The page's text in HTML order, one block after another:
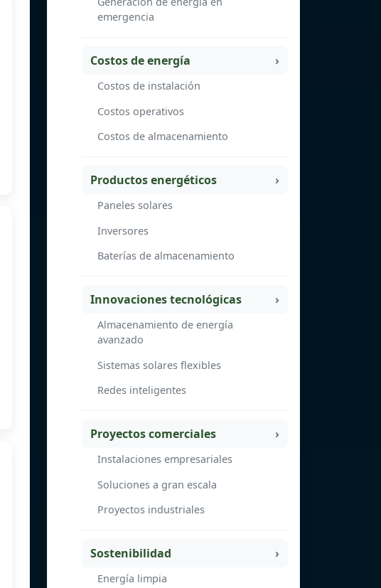
emergencia
Costos de energía
Costos de instalación
Costos operativos
Costos de almacenamiento
Productos energéticos
Paneles solares
Inversores
Baterías de almacenamiento
Innovaciones tecnológicas
Almacenamiento de energía
avanzado
Sistemas solares flexibles
Redes inteligentes
Proyectos comerciales
Instalaciones empresariales
Soluciones a gran escala
Proyectos industriales
Sostenibilidad
Energía limpia